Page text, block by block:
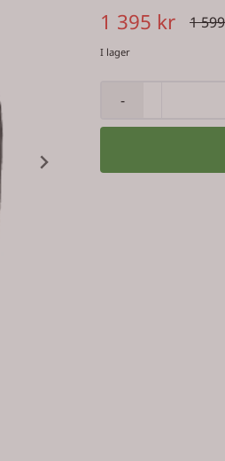
1 395 kr 1
I lager
-